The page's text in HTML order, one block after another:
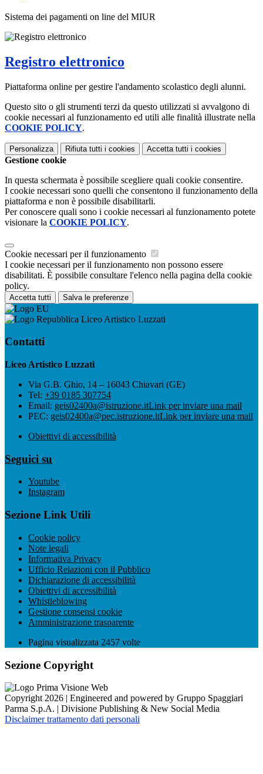
Sistema dei pagamenti on line del MIUR
Registro elettronico
Piattaforma online per gestire l'andamento scolastico degli alunni.
Questo sito o gli strumenti terzi da questo utilizzati si avvalgono di
cookie necessari al funzionamento ed utili alle finalità illustrate nella
COOKIE POLICY.
Personalizza Rifiuta tutti i cookies Accetta tutti i cookies
Gestione cookie
In questa schermata è possibile scegliere quali cookie consentire.
I cookie necessari sono quelli che consentono il funzionamento della
piattaforma e non è possibile disabilitarli.
Per conoscere quali sono i cookie necessari al funzionamento potete
visionare la COOKIE POLICY.
Cookie necessari per il funzionamento
I cookie necessari per il funzionamento non possono essere
disabilitati. È possibile consultare l'elenco nella pagina della cookie
policy.
Accetta tutti Salva le preferenze
Liceo Artistico Luzzati
Contatti
Liceo Artistico Luzzati
Via G.B. Ghio, 14 – 16043 Chiavari (GE)
Tel: +39 0185 307754
Email: geis02400a@istruzione.itLink per inviare una mail
PEC: geis02400a@pec.istruzione.itLink per inviare una mail
Obiettivi di accessibilità
Seguici su
Youtube
Instagram
Sezione Link Utili
Cookie policy
Note legali
Informativa Privacy
Ufficio Relazioni con il Pubblico
Dichiarazione di accessibilità
Obiettivi di accessibilità
Whistleblowing
Gestione consensi cookie
Amministrazione trasparente
Pagina visualizzata 2457 volte
Sezione Copyright
Copyright 2026 | Engineered and powered by Gruppo Spaggiari
Parma S.p.A. | Divisione Publishing & New Social Media
Disclaimer trattamento dati personali